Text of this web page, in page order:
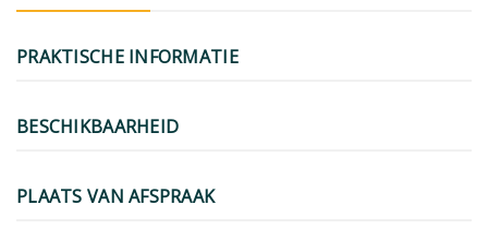
PRAKTISCHE INFORMATIE
BESCHIKBAARHEID
PLAATS VAN AFSPRAAK